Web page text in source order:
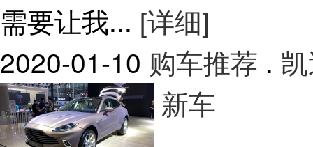
需要让我... [详细]
2020-01-10 购车推荐 .
新车